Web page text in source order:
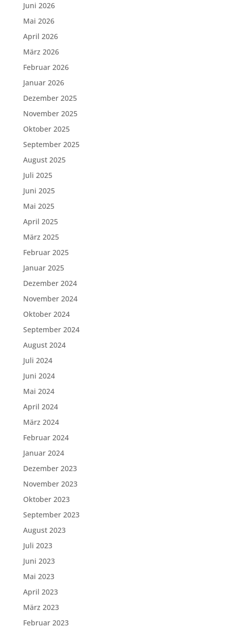
Juni 2026
Mai 2026
April 2026
März 2026
Februar 2026
Januar 2026
Dezember 2025
November 2025
Oktober 2025
September 2025
August 2025
Juli 2025
Juni 2025
Mai 2025
April 2025
März 2025
Februar 2025
Januar 2025
Dezember 2024
November 2024
Oktober 2024
September 2024
August 2024
Juli 2024
Juni 2024
Mai 2024
April 2024
März 2024
Februar 2024
Januar 2024
Dezember 2023
November 2023
Oktober 2023
September 2023
August 2023
Juli 2023
Juni 2023
Mai 2023
April 2023
März 2023
Februar 2023